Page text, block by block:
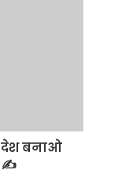
बनाओ
✍️